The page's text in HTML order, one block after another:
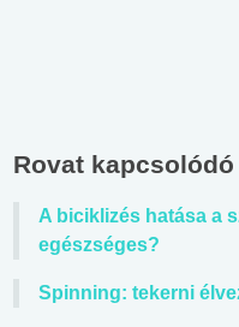
Rovat
A biciklizés hatása a
egészséges?
Spinning: tekerni